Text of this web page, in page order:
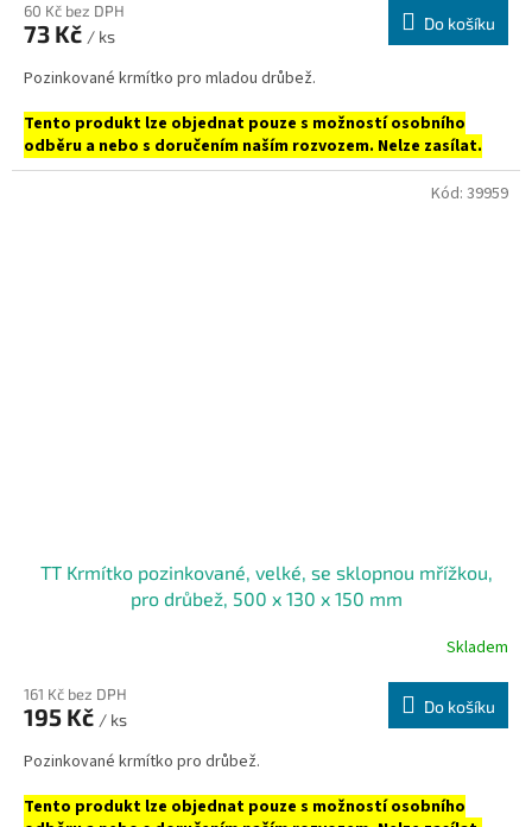
60 Kč bez DPH
73 Kč / ks
Do košíku
Pozinkované krmítko pro mladou drůbež.
Tento produkt lze objednat pouze s možností osobního
odběru a nebo s doručením naším rozvozem. Nelze zasílat.
TT Krmítko pozinkované, velké, se sklopnou mřížkou,
pro drůbež, 500 x 130 x 150 mm
Skladem
161 Kč bez DPH
195 Kč / ks
Do košíku
Pozinkované krmítko pro drůbež.
Tento produkt lze objednat pouze s možností osobního
Kód: 39959